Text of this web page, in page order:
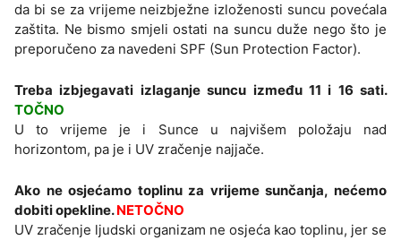
da bi se za vrijeme neizbježne izloženosti suncu povećala
zaštita. Ne bismo smjeli ostati na suncu duže nego što je
preporučeno za navedeni SPF (Sun Protection Factor).
Treba izbjegavati izlaganje suncu između 11 i 16 sati.
TOČNO
U to vrijeme je i Sunce u najvišem položaju nad
horizontom, pa je i UV zračenje najjače.
Ako ne osjećamo toplinu za vrijeme sunčanja, nećemo
dobiti opekline.NETOČNO
UV zračenje ljudski organizam ne osjeća kao toplinu, jer se